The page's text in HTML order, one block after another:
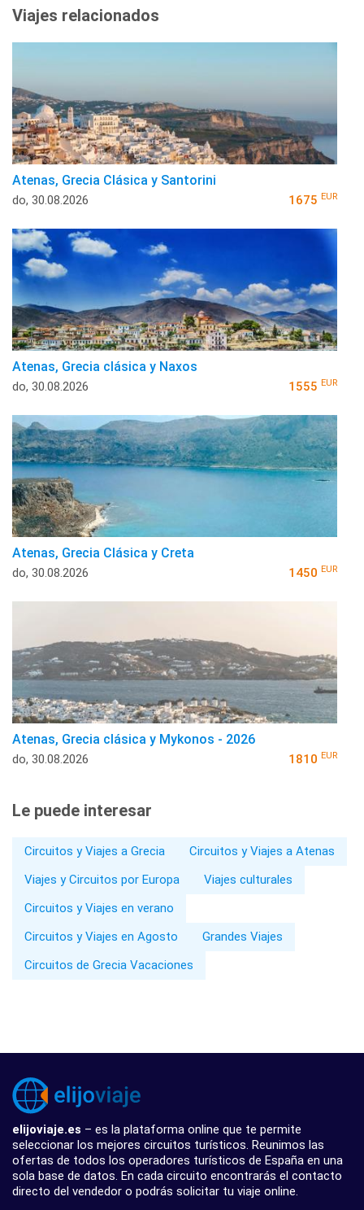
Viajes relacionados
Atenas, Grecia Clásica y Santorini
do, 30.08.2026 1675 EUR
Atenas, Grecia clásica y Naxos
do, 30.08.2026 1555 EUR
Atenas, Grecia Clásica y Creta
do, 30.08.2026 1450 EUR
Atenas, Grecia clásica y Mykonos - 2026
do, 30.08.2026 1810 EUR
Le puede interesar
Circuitos y Viajes a Grecia
Circuitos y Viajes a Atenas
Viajes y Circuitos por Europa
Viajes culturales
Circuitos y Viajes en verano
Circuitos y Viajes en Agosto
Grandes Viajes
Circuitos de Grecia Vacaciones
elijoviaje.es – es la plataforma online que te permite
seleccionar los mejores circuitos turísticos. Reunimos las
ofertas de todos los operadores turísticos de España en una
sola base de datos. En cada circuito encontrarás el contacto
directo del vendedor o podrás solicitar tu viaje online.